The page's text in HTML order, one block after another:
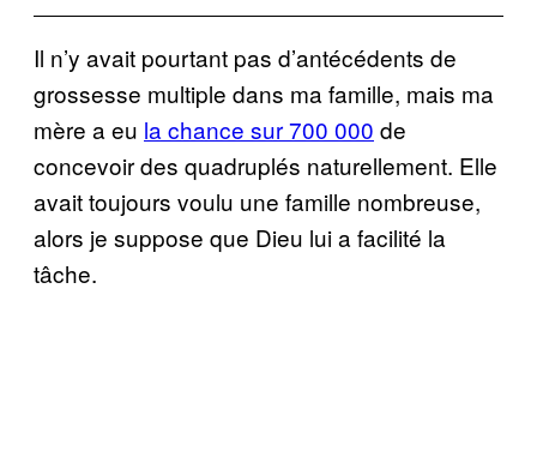
Il n’y avait pourtant pas d’antécédents de
grossesse multiple dans ma famille, mais ma
mère a eu la chance sur 700 000 de
concevoir des quadruplés naturellement. Elle
avait toujours voulu une famille nombreuse,
alors je suppose que Dieu lui a facilité la
tâche.